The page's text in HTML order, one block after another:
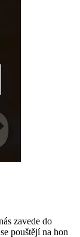
zavede do
pouštějí na hon